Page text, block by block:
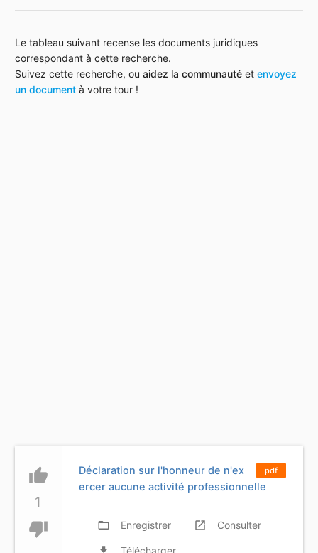
Le tableau suivant recense les documents juridiques
correspondant à cette recherche.
Suivez cette recherche, ou aidez la communauté et envoyez
un document à votre tour !
thumb_up
1
thumb_down
pdf
Déclaration sur l'honneur de n'ex
ercer aucune activité professionnelle
folder_open Enregistrer launch Consulter
Télécharger